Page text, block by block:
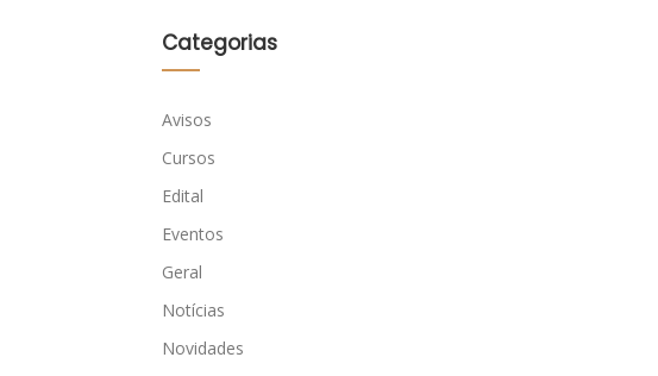
Categorias
Avisos
Cursos
Edital
Eventos
Geral
Notícias
Novidades